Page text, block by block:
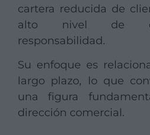
cartera reducida de
alto nivel de
responsabilidad.
Su enfoque es
largo plazo, lo que
una figura
dirección comercial.